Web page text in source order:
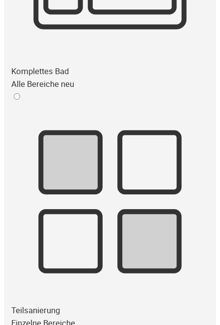
Komplettes Bad
Alle Bereiche neu
Teilsanierung